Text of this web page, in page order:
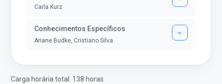
Carla Kurz
Conhecimentos Específicos
Ariane Budke, Cristiano Silva
Carga horária total: 138 horas